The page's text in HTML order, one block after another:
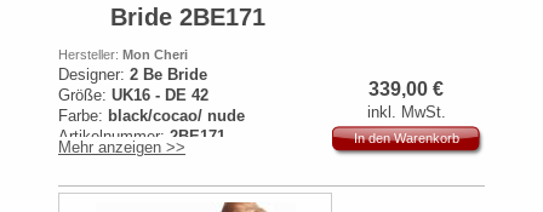
339,00 €
inkl. MwSt.
In den Warenkorb
Bride 2BE171
Hersteller: Mon Cheri
Designer: 2 Be Bride
Größe: UK16 - DE 42
Farbe: black/cocao/ nude
Artikelnummer: 2BE171
Originalpreis:799€
Mehr anzeigen >>